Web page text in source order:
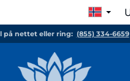
på nettet eller ring: (855) 334-6659